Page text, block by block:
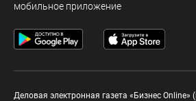
мобильное приложение
Деловая электронная газета «Бизнес Online»